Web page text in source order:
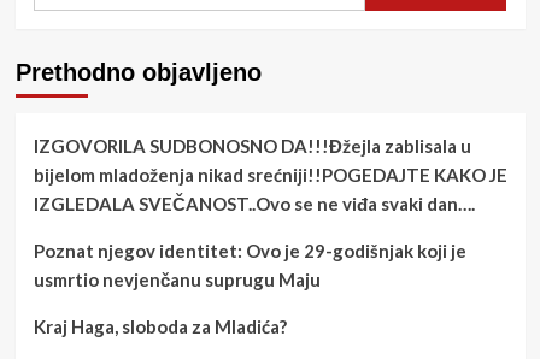
Prethodno objavljeno
IZGOVORILA SUDBONOSNO DA!!!Đžejla zablisala u
bijelom mladoženja nikad srećniji!!POGEDAJTE KAKO JE
IZGLEDALA SVEČANOST..Ovo se ne viđa svaki dan….
Poznat njegov identitet: Ovo je 29-godišnjak koji je
usmrtio nevjenčanu suprugu Maju
Kraj Haga, sloboda za Mladića?